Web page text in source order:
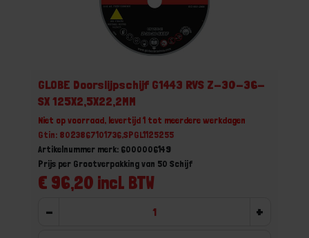
GLOBE Doorslijpschijf G1443 RVS Z-30-36-
SX 125X2,5X22,2MM
Niet op voorraad, levertijd 1 tot meerdere werkdagen
Gtin: 8023867101736,SPGL1125255
Artikelnummer merk: 6000006149
€ 96,20 incl. BTW
Prijs per Grootverpakking van 50 Schijf
- +